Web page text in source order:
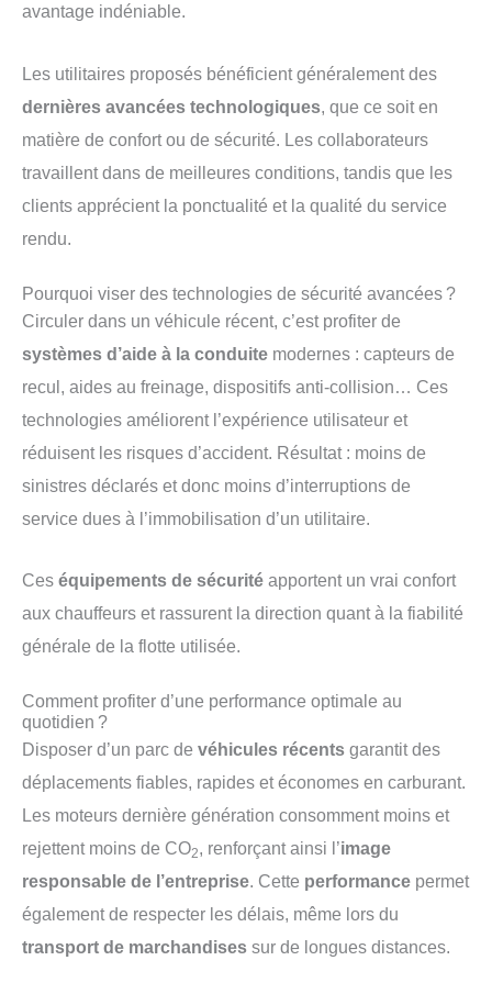
avantage indéniable.
Les utilitaires proposés bénéficient généralement des
dernières avancées technologiques , que ce soit en
matière de confort ou de sécurité. Les collaborateurs
travaillent dans de meilleures conditions, tandis que les
clients apprécient la ponctualité et la qualité du service
rendu.
Pourquoi viser des technologies de sécurité avancées ?
Circuler dans un véhicule récent, c’est profiter de
systèmes d’aide à la conduite modernes : capteurs de
recul, aides au freinage, dispositifs anti-collision… Ces
technologies améliorent l’expérience utilisateur et
réduisent les risques d’accident. Résultat : moins de
sinistres déclarés et donc moins d’interruptions de
service dues à l’immobilisation d’un utilitaire.
Ces équipements de sécurité apportent un vrai confort
aux chauffeurs et rassurent la direction quant à la fiabilité
générale de la flotte utilisée.
Comment profiter d’une performance optimale au
quotidien ?
Disposer d’un parc de véhicules récents garantit des
déplacements fiables, rapides et économes en carburant.
Les moteurs dernière génération consomment moins et
rejettent moins de CO2, renforçant ainsi l’image
responsable de l’entreprise. Cette performance permet
également de respecter les délais, même lors du
transport de marchandises sur de longues distances.